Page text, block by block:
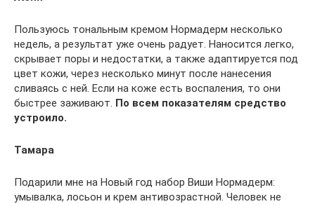
Пользуюсь тональным кремом Нормадерм несколько
недель, а результат уже очень радует. Наносится легко,
скрывает поры и недостатки, а также адаптируется под
цвет кожи, через несколько минут после нанесения
сливаясь с ней. Если на коже есть воспаления, то они
быстрее заживают. По всем показателям средство
устроило.
Тамара
Подарили мне на Новый год набор Виши Нормадерм:
умывалка, лосьон и крем антивозрастной. Человек не